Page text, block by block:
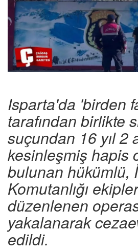
Isparta'da 'birden
tarafından birlikte
suçundan 16 yıl 2
kesinleşmiş hapis
bulunan hükümlü,
Komutanlığı
düzenlenen
yakalanarak
edildi.